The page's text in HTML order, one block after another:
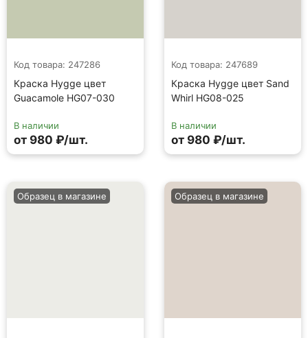
Код товара: 247286
Краска Hygge цвет
Guacamole HG07-030
В наличии
от 980 ₽/шт.
Код товара: 247689
Краска Hygge цвет Sand
Whirl HG08-025
В наличии
от 980 ₽/шт.
Образец в магазине Образец в магазине